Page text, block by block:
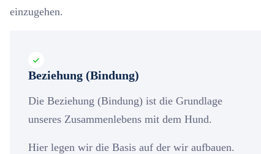
einzugehen.
Beziehung (Bindung)
Die Beziehung (Bindung) ist die Grundlage
unseres Zusammenlebens mit dem Hund.
Hier legen wir die Basis auf der wir aufbauen.